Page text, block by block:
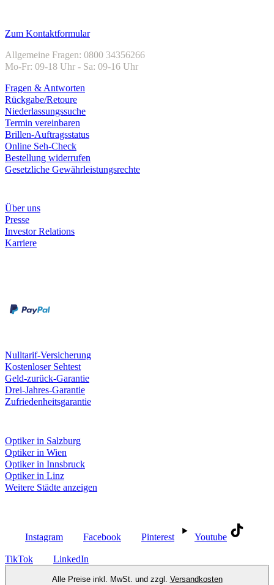
Zum Kontaktformular
Allgemeine Fragen: 0800 34356266
Mo-Fr: 09-18 Uhr - Sa: 09-16 Uhr
Fragen & Antworten
Rückgabe/Retoure
Niederlassungssuche
Termin vereinbaren
Brillen-Auftragsstatus
Online Seh-Check
Bestellung widerrufen
Gesetzliche Gewährleistungsrechte
Über uns
Presse
Investor Relations
Karriere
Nulltarif-Versicherung
Kostenloser Sehtest
Geld-zurück-Garantie
Drei-Jahres-Garantie
Zufriedenheitsgarantie
Optiker in Salzburg
Optiker in Wien
Optiker in Innsbruck
Optiker in Linz
Weitere Städte anzeigen
Instagram Facebook Pinterest Youtube
TikTok LinkedIn
Alle Preise inkl. MwSt. und zzgl. Versandkosten